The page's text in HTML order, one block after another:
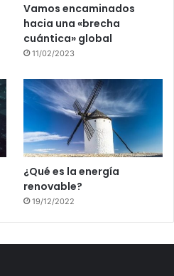
Vamos encaminados
hacia una «brecha
cuántica» global
11/02/2023
¿Qué es la energía
renovable?
19/12/2022